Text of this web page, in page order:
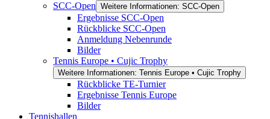
SCC-Open Weitere Informationen: SCC-Open
Ergebnisse SCC-Open
Rückblicke SCC-Open
Anmeldung Nebenrunde
Bilder
Tennis Europe • Cujic Trophy
Weitere Informationen: Tennis Europe • Cujic Trophy
Rückblicke TE-Turnier
Ergebnisse Tennis Europe
Bilder
Tennishallen